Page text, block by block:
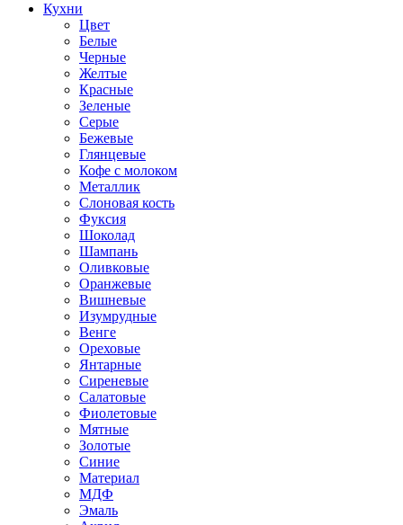
Кухни
Цвет
Белые
Черные
Желтые
Красные
Зеленые
Серые
Бежевые
Глянцевые
Кофе с молоком
Металлик
Слоновая кость
Фуксия
Шоколад
Шампань
Оливковые
Оранжевые
Вишневые
Изумрудные
Венге
Ореховые
Янтарные
Сиреневые
Салатовые
Фиолетовые
Мятные
Золотые
Синие
Материал
МДФ
Эмаль